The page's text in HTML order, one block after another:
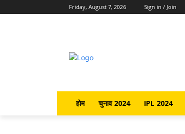
Friday, August 7, 2026 Sign in / Join
होम चुनाव 2024 IPL 2024